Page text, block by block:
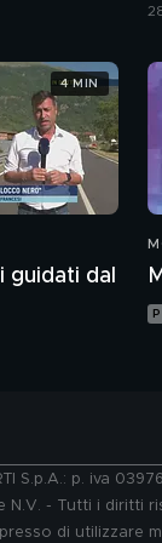
guidati dal
4 MIN
S.p.A.: p. iva
N.V. - Tutti i
di utilizzare